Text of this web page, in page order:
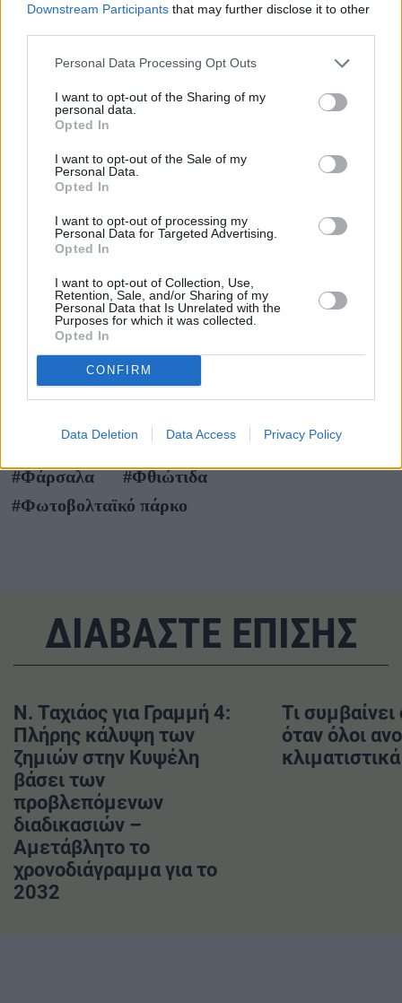
Downstream Participants that may further disclose it to other
Personal Data Processing Opt Outs
I want to opt-out of the Sharing of my
personal data.
Opted In
I want to opt-out of the Sale of my
Personal Data.
Opted In
I want to opt-out of processing my
Personal Data for Targeted Advertising.
Opted In
I want to opt-out of Collection, Use,
Retention, Sale, and/or Sharing of my
Personal Data that Is Unrelated with the
Purposes for which it was collected.
Opted In
CONFIRM
Data Deletion Data Access Privacy Policy
Alpha Bank ώστε να συμβάλλουμε στην ενεργειακή
αντανακλά τη μακροπρόθεσμη δέσμευση της Foresight να
επιταχύνει την ανάπτυξη υποδομών ανανεώσιμων πηγών
ενέργειας σε ολόκληρη την Ευρώπη. Η επένδυση αυτή,
της Ελλάδας –και ειδικότερα, τη φιλοδοξία της να
καταργήσει σταδιακά την ηλεκτροπαραγωγή με καύση
άνθρακα έως το 2028– αλλά ευθυγραμμίζεται επίσης και
με την αποστολή μας, που είναι να επιτυγχάνουμε ένα
θετικό περιβαλλοντικό και οικονομικό αποτύπωμα, με
διάρκεια στο χρόνο».
#Alpha Bank #Foresight
#Ταμείο Ανάκαμψης και Ανθεκτικότητας
#Φάρσαλα
#Φθιώτιδα
#Φωτοβολταϊκό πάρκο
ΔΙΑΒΑΣΤΕ ΕΠΙΣΗΣ
Ν. Ταχιάος για Γραμμή 4:
Πλήρης κάλυψη των
ζημιών στην Κυψέλη
βάσει των
προβλεπόμενων
διαδικασιών –
Αμετάβλητο το
χρονοδιάγραμμα για το
2032
Τι
όταν όλοι